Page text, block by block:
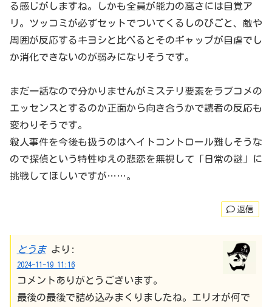
る感じがしますね。しかも全員が能力の高さには自覚ア
リ。ツッコミが必ずセットでついてくるしのびごと、敵や
周囲が反応するキヨシと比べるとそのギャップが自虐でし
か消化できないのが弱みになりそうです。
まだ一話なので分かりませんがミステリ要素をラブコメの
エッセンスとするのか正面から向き合うかで読者の反応も
変わりそうです。
殺人事件を今後も扱うのはヘイトコントロール難しそうな
ので探偵という特性ゆえの悲恋を無視して「日常の謎」に
挑戦してほしいですが……。
返信
とうま より:
2024-11-19 11:16
コメントありがとうございます。
最後の最後で詰め込みまくりましたね。エリオが何で